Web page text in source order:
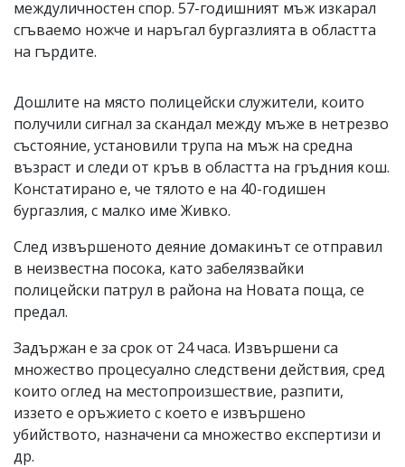
междуличностен спор. 57-годишният мъж изкарал
сгъваемо ножче и наръгал бургазлията в областта
на гърдите.
Дошлите на място полицейски служители, които
получили сигнал за скандал между мъже в нетрезво
състояние, установили трупа на мъж на средна
възраст и следи от кръв в областта на гръдния кош.
Констатирано е, че тялото е на 40-годишен
бургазлия, с малко име Живко.
След извършеното деяние домакинът се отправил
в неизвестна посока, като забелязвайки
полицейски патрул в района на Новата поща, се
предал.
Задържан е за срок от 24 часа. Извършени са
множество процесуално следствени действия, сред
които оглед на местопроизшествие, разпити,
иззето е оръжието с което е извършено
убийството, назначени са множество експертизи и
др.